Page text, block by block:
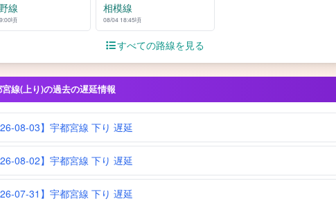
線
頃
相模線
08/04 18:45頃
すべての路線を見る
線(上り)の過去の遅延情報
08-03】宇都宮線 下り 遅延
08-02】宇都宮線 下り 遅延
07-31】宇都宮線 下り 遅延